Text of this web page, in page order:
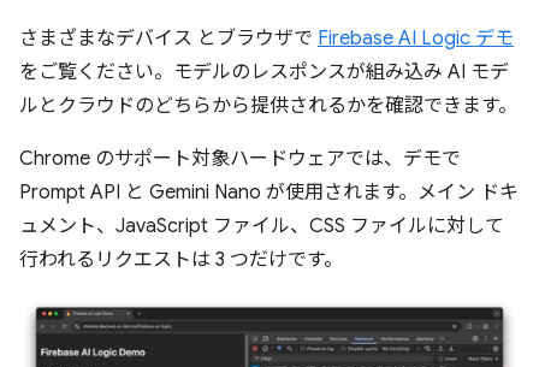
さまざまなデバイス とブラウザで Firebase AI Logic デモ
をご覧ください。モデルのレスポンスが組み込み AI モデ
ルとクラウドのどちらから提供されるかを確認できます。
Chrome のサポート対象ハードウェアでは、デモで
Prompt API と Gemini Nano が使用されます。メイン ドキ
ュメント、JavaScript ファイル、CSS ファイルに対して
行われるリクエストは 3 つだけです。